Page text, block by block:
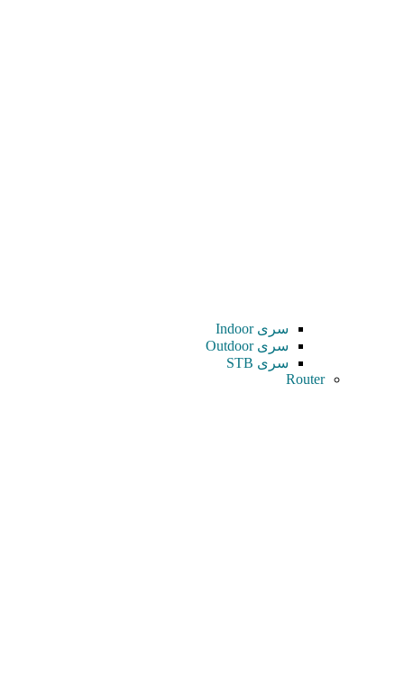
سری Indoor
سری Outdoor
سری STB
Router